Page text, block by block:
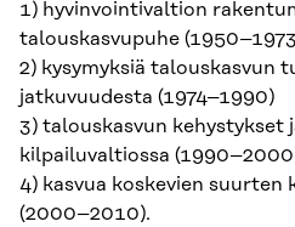
1) hyvinvointivaltion
talouskasvupuhe
2) kysymyksiä talouskasvun
jatkuvuudesta (1974–1990)
3) talouskasvun kehystykset
kilpailuvaltiossa
4) kasvua koskevien suurten
(2000–2010).